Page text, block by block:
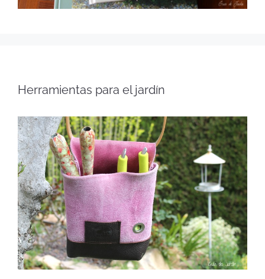
Herramientas para el jardín